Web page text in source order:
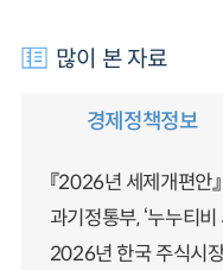
많이 본 자료
경제정책정보
『2026년 세제개편안
과기정통부, ‘누누티
2026년 한국 주식시